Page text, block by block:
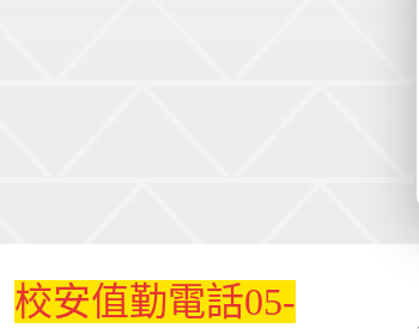
校安值勤電話05-